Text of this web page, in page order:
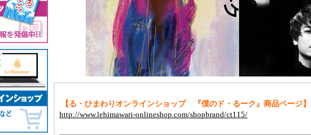
【る・ひまわりオンラインショップ 『僕のド・るーク』商品ページ】
http://www.lehimawari-onlineshop.com/shopbrand/ct115/